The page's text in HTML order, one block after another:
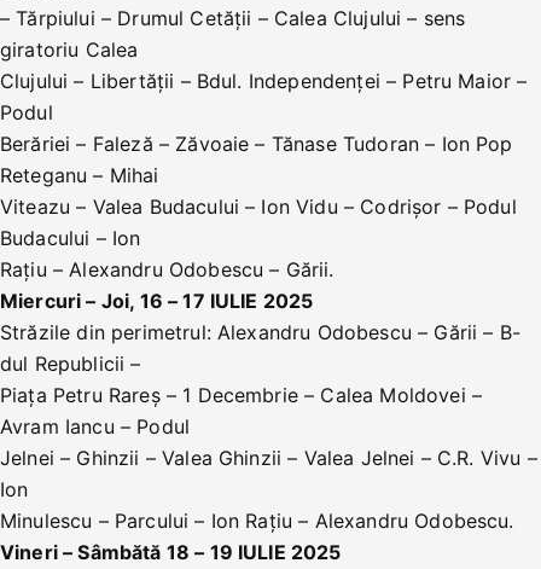
– Tărpiului – Drumul Cetății – Calea Clujului – sens
giratoriu Calea
Clujului – Libertății – Bdul. Independenței – Petru Maior –
Podul
Berăriei – Faleză – Zăvoaie – Tănase Tudoran – Ion Pop
Reteganu – Mihai
Viteazu – Valea Budacului – Ion Vidu – Codrișor – Podul
Budacului – Ion
Rațiu – Alexandru Odobescu – Gării.
Miercuri – Joi, 16 – 17 IULIE 2025
Străzile din perimetrul: Alexandru Odobescu – Gării – B-
dul Republicii –
Piața Petru Rareș – 1 Decembrie – Calea Moldovei –
Avram Iancu – Podul
Jelnei – Ghinzii – Valea Ghinzii – Valea Jelnei – C.R. Vivu –
Ion
Minulescu – Parcului – Ion Rațiu – Alexandru Odobescu.
Vineri – Sâmbătă 18 – 19 IULIE 2025